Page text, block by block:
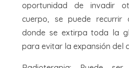
oportunidad de invadir
cuerpo, se puede recurrir
donde se extirpa toda la
para evitar la expansión del